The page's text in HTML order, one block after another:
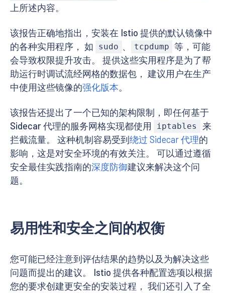
上所述内容。
该报告正确地指出，安装在 Istio 提供的默认镜像中
的各种实用程序， 如
sudo 、 tcpdump 等，可能
会导致权限提升攻击。 提供这些实用程序是为了帮
助运行时调试流经网格的数据包， 建议用户在生产
中使用这些镜像的强化版本。
该报告还提出了一个已知的架构限制，即任何基于
Sidecar 代理的服务网格实现都使用
iptables
来
拦截流量。 这种机制容易受到绕过 Sidecar 代理的
影响，这是对安全环境的有效关注。 可以通过遵循
安全最佳实践指南的深度防御建议来解决这个问
题。
易用性和安全之间的权衡
您可能已经注意到评估结果的趋势以及为解决这些
问题而提出的建议。 Istio 提供各种配置选项以根据
您的要求创建更安全的安装过程， 我们还引入了全